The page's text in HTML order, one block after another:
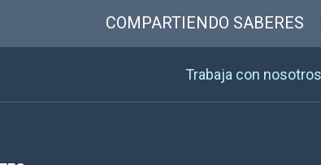
COMPARTIENDO SABERES
Trabaja con nosotros